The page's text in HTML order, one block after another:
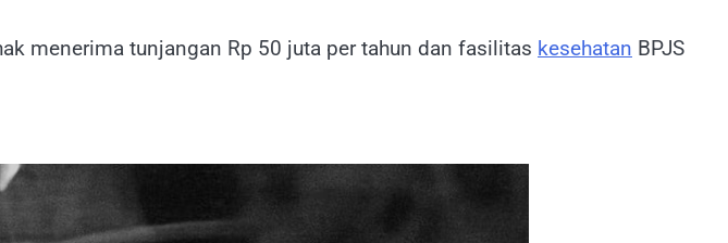
menerima tunjangan Rp 50 juta per tahun dan fasilitas kesehatan BPJS